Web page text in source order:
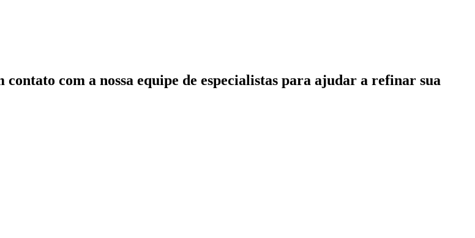
com a nossa equipe de especialistas para ajudar a refinar sua